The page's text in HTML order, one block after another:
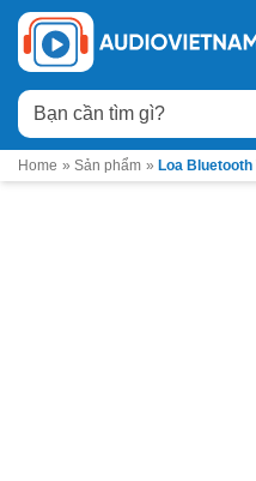
Bỏ
qua
nội
dung
Tìm
kiếm:
Home » Sản phẩm » Loa Bluetooth